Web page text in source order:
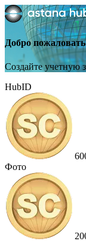
Добро
Создайте учетную
HubID
Фото